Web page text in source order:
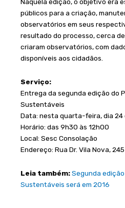
públicos para a criação,
observatórios em seus
resultado do processo, cerca
criaram observatórios, com
disponíveis aos cidadãos.
Serviço:
Entrega da segunda edição do
Sustentáveis
Data: nesta quarta-feira, dia 24
Horário: das 9h30 às 12h00
Local: Sesc Consolação
Endereço: Rua Dr. Vila Nova,
Leia também:Segunda
Sustentáveis será em 2016